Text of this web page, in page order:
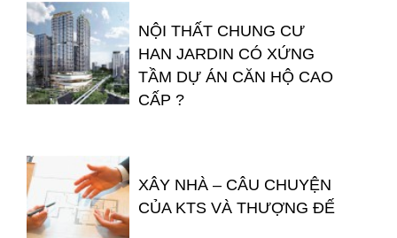
NỘI THẤT CHUNG CƯ
HAN JARDIN CÓ XỨNG
TẦM DỰ ÁN CĂN HỘ CAO
CẤP ?
XÂY NHÀ – CÂU CHUYỆN
CỦA KTS VÀ THƯỢNG ĐẾ